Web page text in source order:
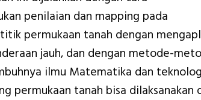
penilaian dan mapping pada
permukaan tanah dengan
jauh, dan dengan metode-
ilmu Matematika dan
permukaan tanah bisa